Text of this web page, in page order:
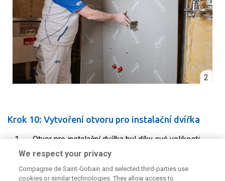
2
Krok 10: Vytvoření otvoru pro instalační dvířka
Otvor pro instalační dvířka byl díky své velikosti
prováděn až po namontování desky na konstrukci
pomocí pily ocasky.
Do tohoto otvoru vsadíme instalační dvířka a pomocí
We respect your privacy
Compagnie de Saint-Gobain and selected third-parties use
cookies or similar technologies. They allow access to